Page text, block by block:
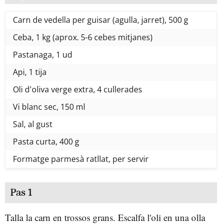
Carn de vedella per guisar (agulla, jarret), 500 g
Ceba, 1 kg (aprox. 5-6 cebes mitjanes)
Pastanaga, 1 ud
Api, 1 tija
Oli d'oliva verge extra, 4 cullerades
Vi blanc sec, 150 ml
Sal, al gust
Pasta curta, 400 g
Formatge parmesà ratllat, per servir
Pas 1
Talla la carn en trossos grans. Escalfa l'oli en una olla